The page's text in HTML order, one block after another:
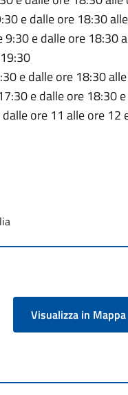
e dalle ore 18:30
e dalle ore 18:30
e dalle ore 18:30
e dalle ore 18:30
ore 11 alle ore
Visualizza in Mappa